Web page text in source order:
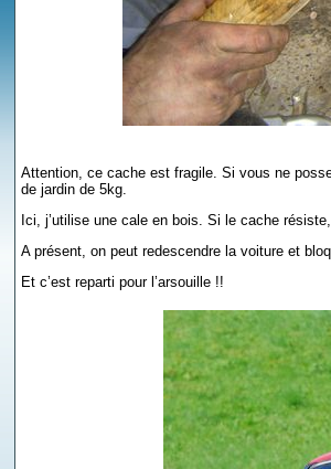
Attention, ce cache est fragile. Si vous ne
de jardin de 5kg.
Ici, j’utilise une cale en bois. Si le cache
A présent, on peut redescendre la voiture et
Et c’est reparti pour l’arsouille !!